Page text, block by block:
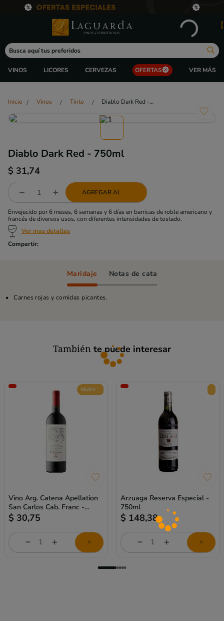
Busca aquí tus preferidos
VINOS LICORES CERVEZAS OFERTAS
Vinos Tinto Diablo Dark Red - 750ml
Diablo Dark Red - 750ml
$ 31,74
AGREGAR AL
Envejecido por 6 meses, 6 semanas y 6 días en barricas de roble americano y
francés de diversos usos, con diferentes intensidades de tostado.
Ver mas detalles
Maridaje Notas de cata
Carnes rojas y comidas picantes.
También te puede interesar
NUEVO
Vino Arg. Catena Apellation
San Carlos Cab. Franc -
750ml
$ 30,75
Cantidad
Arzuaga Reserva Especial -
750ml
$ 148,38
Cantidad